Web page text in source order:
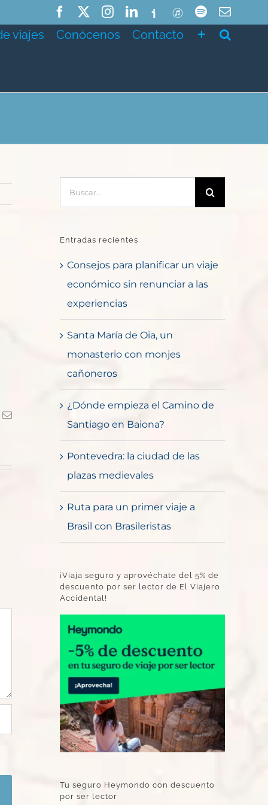
FacebookInstagramLinkedIn
IvooxITunesSpotifyCorreo
viajes Conócenos Contacto
Correo
Entradas recientes
Consejos para planificar un viaje
económico sin renunciar a las
experiencias
Santa María de Oia, un
monasterio con monjes
cañoneros
¿Dónde empieza el Camino de
Santiago en Baiona?
Pontevedra: la ciudad de las
plazas medievales
Ruta para un primer viaje a
Brasil con Brasileristas
¡Viaja seguro y aprovéchate del 5% de
descuento por ser lector de El Viajero
Accidental!
Tu seguro Heymondo con descuento
por ser lector